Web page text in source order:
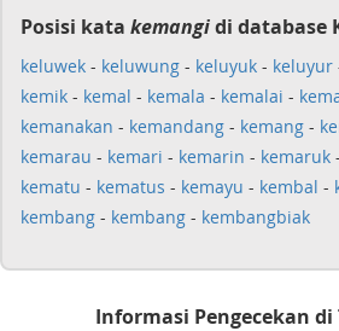
Posisi kata kemangidi database
keluwek - keluwung - keluyuk - keluyur
kemik - kemal - kemala - kemalai -
kemanakan - kemandang - kemang -
kemarau - kemari - kemarin - kemaruk -
kematu - kematus - kemayu - kembal -
kembang - kembang - kembangbiak
Informasi Pengecekan